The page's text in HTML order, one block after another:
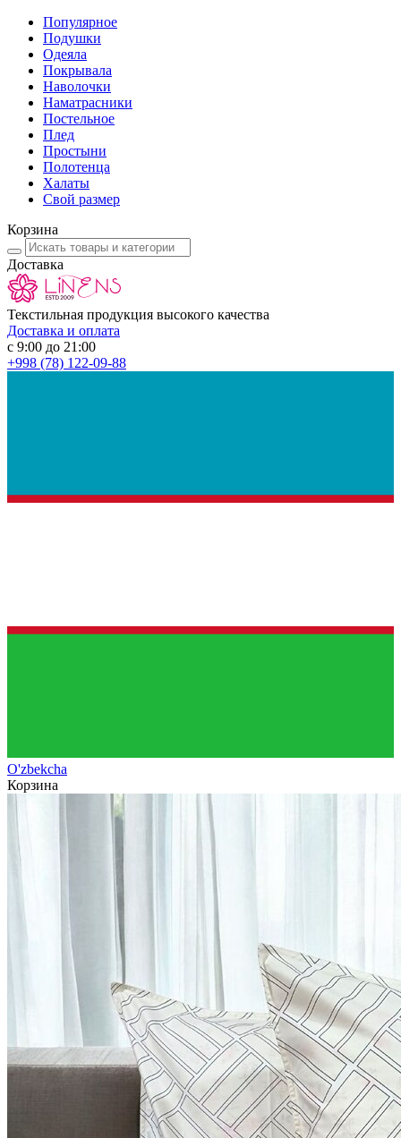
Популярное
Подушки
Одеяла
Покрывала
Наволочки
Наматрасники
Постельное
Плед
Простыни
Полотенца
Халаты
Свой размер
Корзина
Доставка
Текстильная продукция высокого качества
Доставка и оплата
с 9:00 до 21:00
+998 (78) 122-09-88
O'zbekcha
Корзина